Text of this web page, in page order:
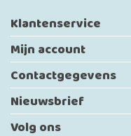
Klantenservice
Mijn account
Contactgegevens
Nieuwsbrief
Volg ons